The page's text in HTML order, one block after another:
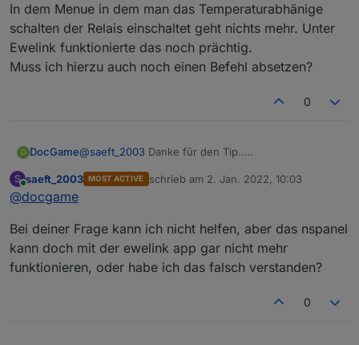
Noch ein Tipp mit nspdim 0 und 1 kannst du
steuern ob das Display nur gedimmt wird oder
ganz ausgeschalten wird. Tagsüber wird es bei mir
gedimmt und Nachts oder bei Abwesenheit ist es
In dem Menue in dem man das Temperaturabhänige
schalten der Relais einschaltet geht nichts mehr. Unter
Ewelink funktionierte das noch prächtig.
Muss ich hierzu auch noch einen Befehl absetzen?
0
D DocGame@saeft_2003 Danke für den Tip..
In dem Menue in dem man das Temperaturabhänige
Muss ich hierzu auch noch einen Befehl absetzen?
S
Online
saeft_2003 MOST ACTIVE schrieb am 2. Jan. 2022, 10:03
zuletzt editiert von
@docgame
Bei deiner Frage kann ich nicht helfen, aber das nspanel
kann doch mit der ewelink app gar nicht mehr
funktionieren, oder habe ich das falsch verstanden?
0